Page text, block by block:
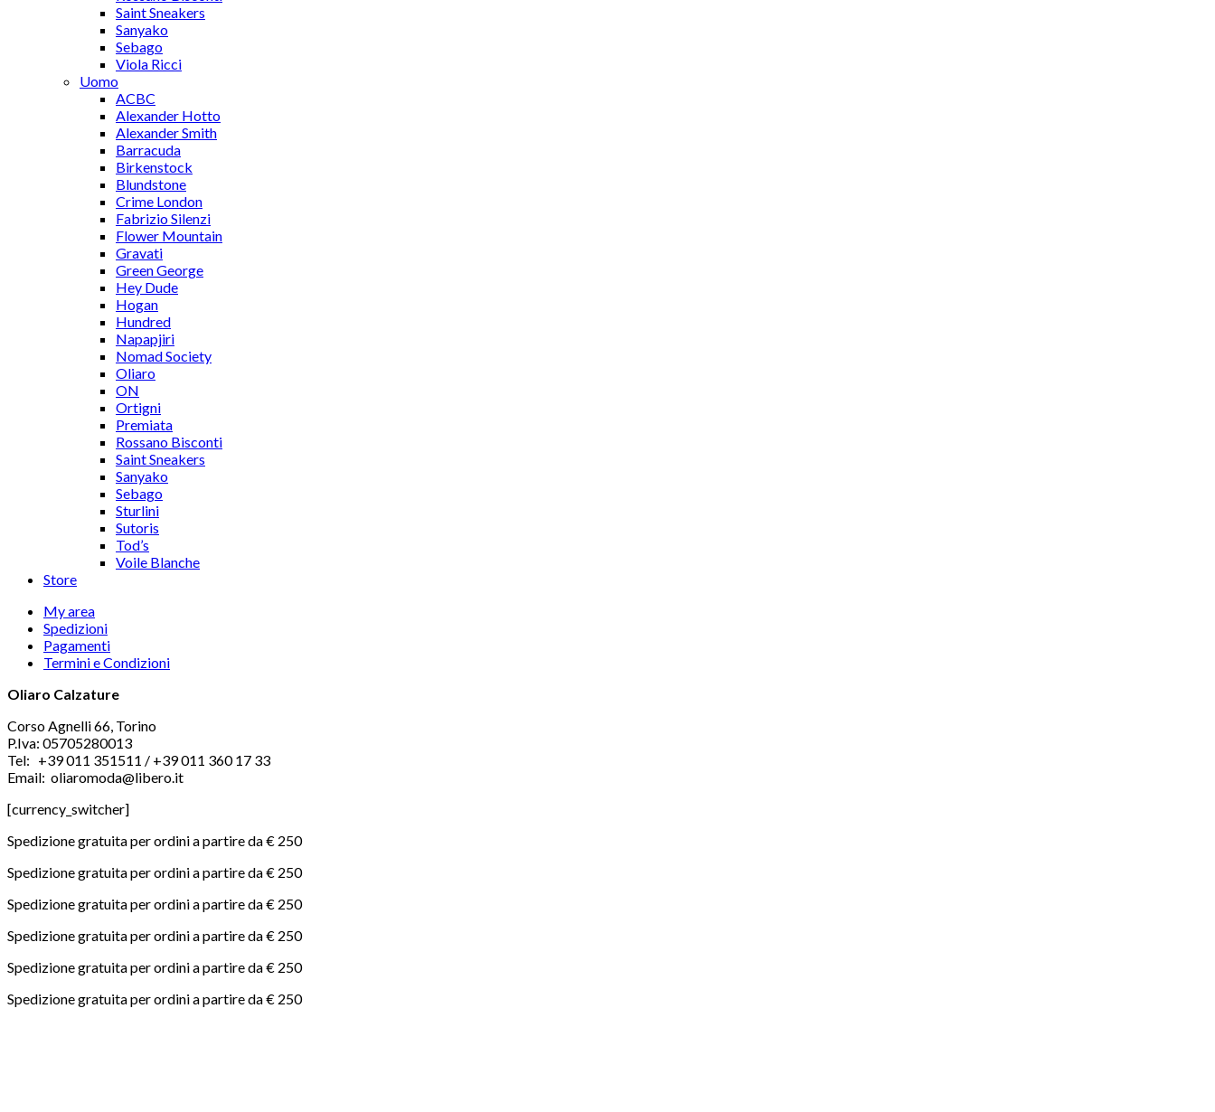
Saint Sneakers
Sanyako
Sebago
Viola Ricci
Uomo
ACBC
Alexander Hotto
Alexander Smith
Barracuda
Birkenstock
Blundstone
Crime London
Fabrizio Silenzi
Flower Mountain
Gravati
Green George
Hey Dude
Hogan
Hundred
Napapjiri
Nomad Society
Oliaro
ON
Ortigni
Premiata
Rossano Bisconti
Saint Sneakers
Sanyako
Sebago
Sturlini
Sutoris
Tod’s
Voile Blanche
Store
My area
Spedizioni
Pagamenti
Termini e Condizioni
Oliaro Calzature
Corso Agnelli 66, Torino
P.Iva: 05705280013
Tel: +39 011 351511 / +39 011 360 17 33
Email: oliaromoda@libero.it
[currency_switcher]
Spedizione gratuita per ordini a partire da € 250
Spedizione gratuita per ordini a partire da € 250
Spedizione gratuita per ordini a partire da € 250
Spedizione gratuita per ordini a partire da € 250
Spedizione gratuita per ordini a partire da € 250
Spedizione gratuita per ordini a partire da € 250